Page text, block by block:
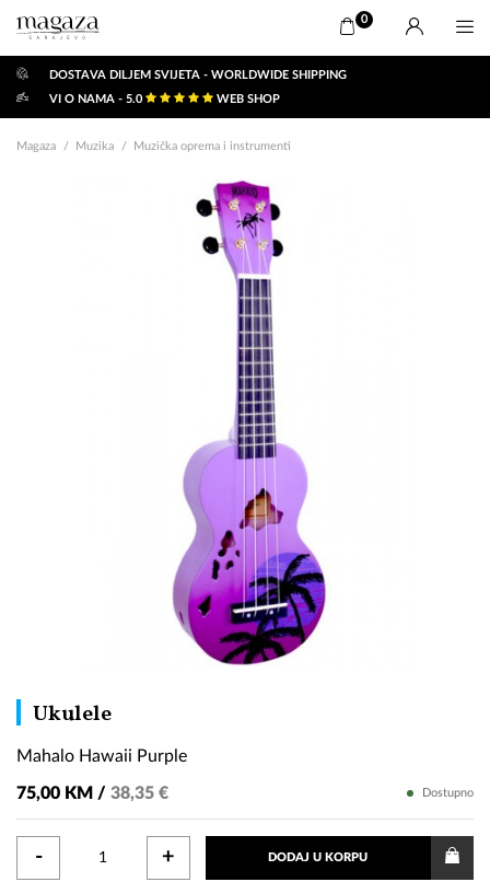
0
DOSTAVA DILJEM SVIJETA - WORLDWIDE SHIPPING
VI O NAMA - 5.0
WEB SHOP
Magaza Muzika Muzička oprema i instrumenti
UkuleleMahalo
Purple
Mahalo Hawaii Purple
75,00 KM / 38,35 € Dostupno
- + DODAJ U KORPU